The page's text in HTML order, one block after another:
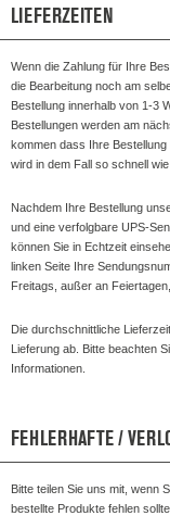
LIEFERZEITEN
Wenn die Zahlung für Ihre
die Bearbeitung noch am
Bestellung innerhalb von 1-3
Bestellungen werden am
kommen dass Ihre
wird in dem Fall so schnell
Nachdem Ihre Bestellung
und eine verfolgbare UPS-
können Sie in Echtzeit
linken Seite Ihre
Freitags, außer an
Die durchschnittliche
Lieferung ab. Bitte beachten
Informationen.
FEHLERHAFTE /
Bitte teilen Sie uns mit, wenn
bestellte Produkte fehlen